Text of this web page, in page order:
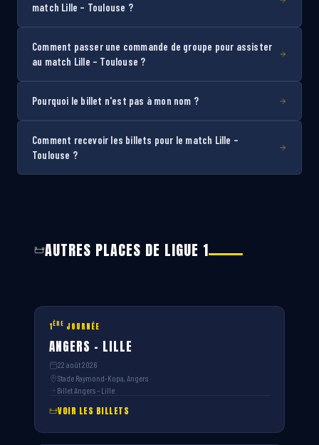
match Lille – Toulouse ?
Comment passer une commande de groupe pour assister
au match Lille – Toulouse ?
Pourquoi le billet n'est pas à mon nom ?
Comment recevoir les billets pour le match Lille –
Toulouse ?
AUTRES PLACES DE LIGUE 1
1ÈRE JOURNÉE
ANGERS – LILLE
22 août 2026
Stade Raymond-Kopa, Angers
Billet Angers – Lille
VOIR LES BILLETS